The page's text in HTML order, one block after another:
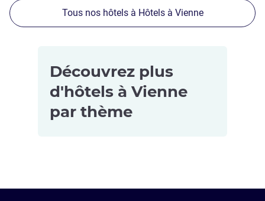
Tous nos hôtels à Hôtels à Vienne
Découvrez plus
d'hôtels à Vienne
par thème